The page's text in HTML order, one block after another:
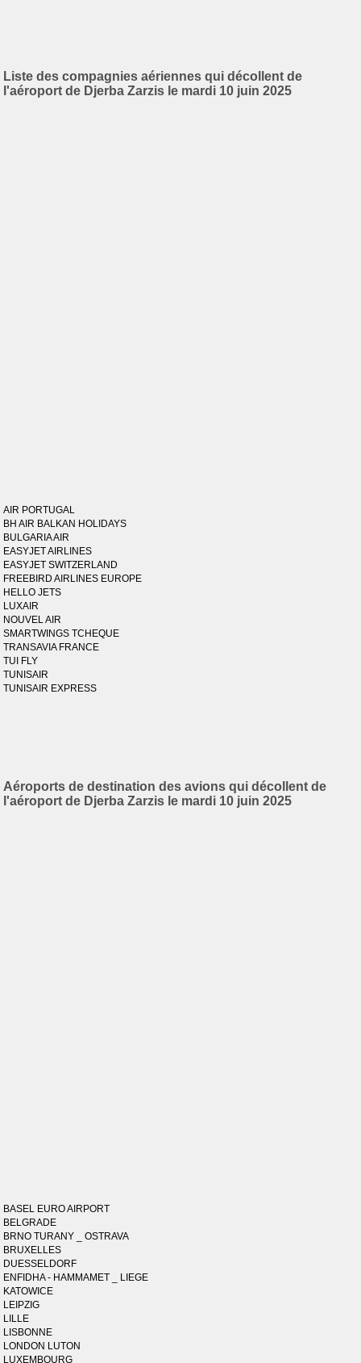
Liste des compagnies aériennes qui décollent de
l'aéroport de Djerba Zarzis le mardi 10 juin 2025
AIR PORTUGAL
BH AIR BALKAN HOLIDAYS
BULGARIA AIR
EASYJET AIRLINES
EASYJET SWITZERLAND
FREEBIRD AIRLINES EUROPE
HELLO JETS
LUXAIR
NOUVEL AIR
SMARTWINGS TCHEQUE
TRANSAVIA FRANCE
TUI FLY
TUNISAIR
TUNISAIR EXPRESS
Aéroports de destination des avions qui décollent de
l'aéroport de Djerba Zarzis le mardi 10 juin 2025
BASEL EURO AIRPORT
BELGRADE
BRNO TURANY _ OSTRAVA
BRUXELLES
DUESSELDORF
ENFIDHA - HAMMAMET _ LIEGE
KATOWICE
LEIPZIG
LILLE
LISBONNE
LONDON LUTON
LUXEMBOURG